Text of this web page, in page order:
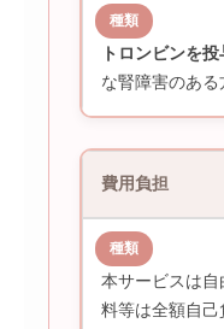
トロンビンを
な腎障害のある
費用負担
本サービスは自
料等は全額自己